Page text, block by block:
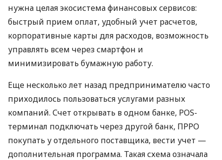
нужна целая экосистема финансовых сервисов:
быстрый прием оплат, удобный учет расчетов,
корпоративные карты для расходов, возможность
управлять всем через смартфон и
минимизировать бумажную работу.
Еще несколько лет назад предпринимателю часто
приходилось пользоваться услугами разных
компаний. Счет открывать в одном банке, POS-
терминал подключать через другой банк, ПРРО
покупать у отдельного поставщика, вести учет —
дополнительная программа. Такая схема означала